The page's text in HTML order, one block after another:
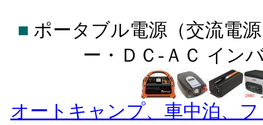
■ ポータブル電源（交流電
ー・ＤＣ-ＡＣ イン
オートキャンプ、車中泊、